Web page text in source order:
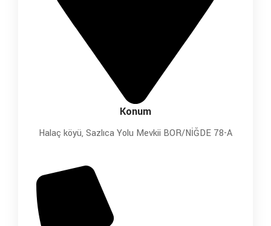
Konum
Halaç köyü, Sazlıca Yolu Mevkii BOR/NİĞDE 78-A